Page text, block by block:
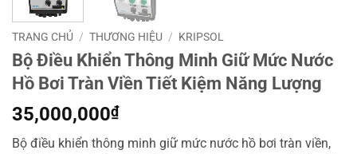
TRANG CHỦ / THƯƠNG HIỆU / KRIPSOL
Bộ Điều Khiển Thông Minh Giữ Mức Nước
Hồ Bơi Tràn Viền Tiết Kiệm Năng Lượng
35,000,000₫
Bộ điều khiển thông minh giữ mức nước hồ bơi tràn viền,